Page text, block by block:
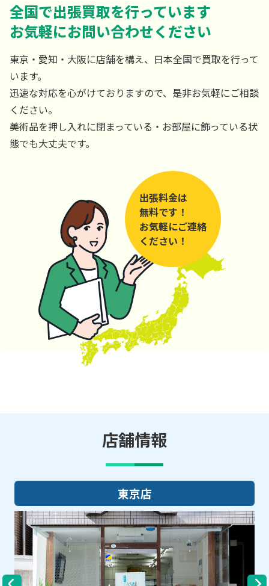
全国で出張買取を行っています
お気軽にお問い合わせください
東京・愛知・大阪に店舗を構え、日本全国で買取を行って
います。
迅速な対応を心がけておりますので、是非お気軽にご相談
ください。
美術品を押し入れに閉まっている・お部屋に飾っている状
態でも大丈夫です。
出張料金は
無料です！
お気軽にご連絡
ください！
店舗情報
大阪店